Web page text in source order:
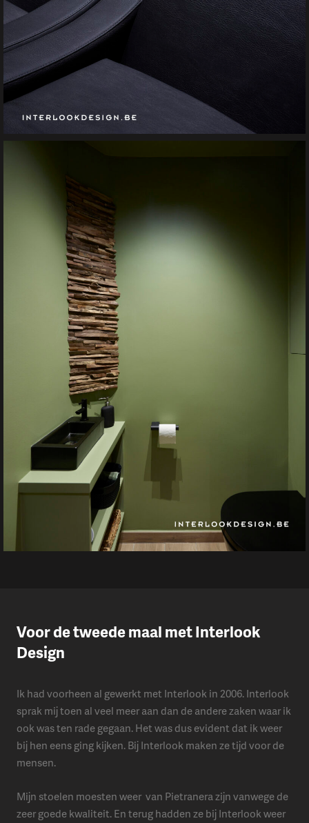
Voor de tweede maal met Interlook
Design
Ik had voorheen al gewerkt met Interlook in 2006. Interlook
sprak mij toen al veel meer aan dan de andere zaken waar ik
ook was ten rade gegaan. Het was dus evident dat ik weer
bij hen eens ging kijken. Bij Interlook maken ze tijd voor de
mensen.
Mijn stoelen moesten weer van Pietranera zijn vanwege de
zeer goede kwaliteit. En terug hadden ze bij Interlook weer